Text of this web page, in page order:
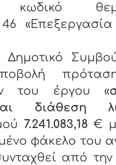
του έργου «
διάθεση
7.241.083,18€
φάκελο του
από την